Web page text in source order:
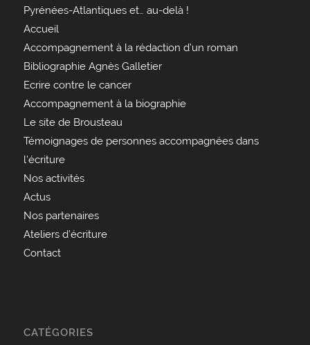
Pyrénées-Atlantiques et… au-delà !
Accueil
Accompagnement à la rédaction d’un roman
Bibliographie Agnès Galletier
Ecrire contre le cancer
Accompagnement à la biographie
Le site de Brousteau
Témoignages de personnes accompagnées dans
l’écriture
Nos activités
Actus
Nos partenaires
Ateliers d’écriture
Contact
CATÉGORIES